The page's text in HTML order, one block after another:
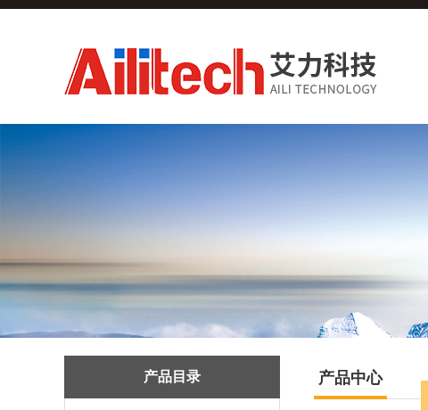
产品目录 产品中心